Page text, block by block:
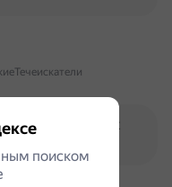
оптических
поиском